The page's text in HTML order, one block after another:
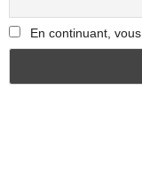
En continuant,